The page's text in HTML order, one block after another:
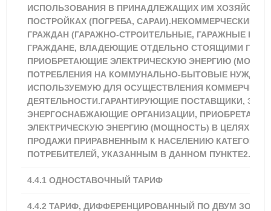
ИСПОЛЬЗОВАНИЯ В ПРИНАДЛЕЖАЩИХ ИМ
ПОСТРОЙКАХ (ПОГРЕБА, САРАИ).НЕКОММЕРЧЕСКИЕ
ГРАЖДАН (ГАРАЖНО-СТРОИТЕЛЬНЫЕ, ГАРАЖНЫЕ
ГРАЖДАНЕ, ВЛАДЕЮЩИЕ ОТДЕЛЬНО СТОЯЩИМИ
ПРИОБРЕТАЮЩИЕ ЭЛЕКТРИЧЕСКУЮ ЭНЕРГИЮ
ПОТРЕБЛЕНИЯ НА КОММУНАЛЬНО-БЫТОВЫЕ НУЖДЫ
ИСПОЛЬЗУЕМУЮ ДЛЯ ОСУЩЕСТВЛЕНИЯ
ДЕЯТЕЛЬНОСТИ.ГАРАНТИРУЮЩИЕ ПОСТАВЩИКИ,
ЭНЕРГОСНАБЖАЮЩИЕ ОРГАНИЗАЦИИ,
ЭЛЕКТРИЧЕСКУЮ ЭНЕРГИЮ (МОЩНОСТЬ) В ЦЕЛЯХ
ПРОДАЖИ ПРИРАВНЕННЫМ К НАСЕЛЕНИЮ
ПОТРЕБИТЕЛЕЙ, УКАЗАННЫМ В ДАННОМ ПУНКТЕ2.
4.4.1 ОДНОСТАВОЧНЫЙ ТАРИФ
4.4.2 ТАРИФ, ДИФФЕРЕНЦИРОВАННЫЙ ПО ДВУМ